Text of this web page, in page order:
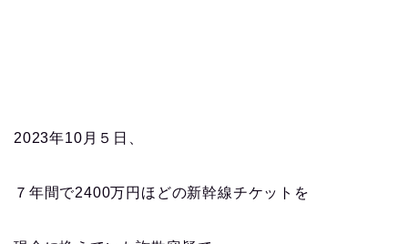
2023年10月５日、
７年間で2400万円ほどの新幹線チケットを